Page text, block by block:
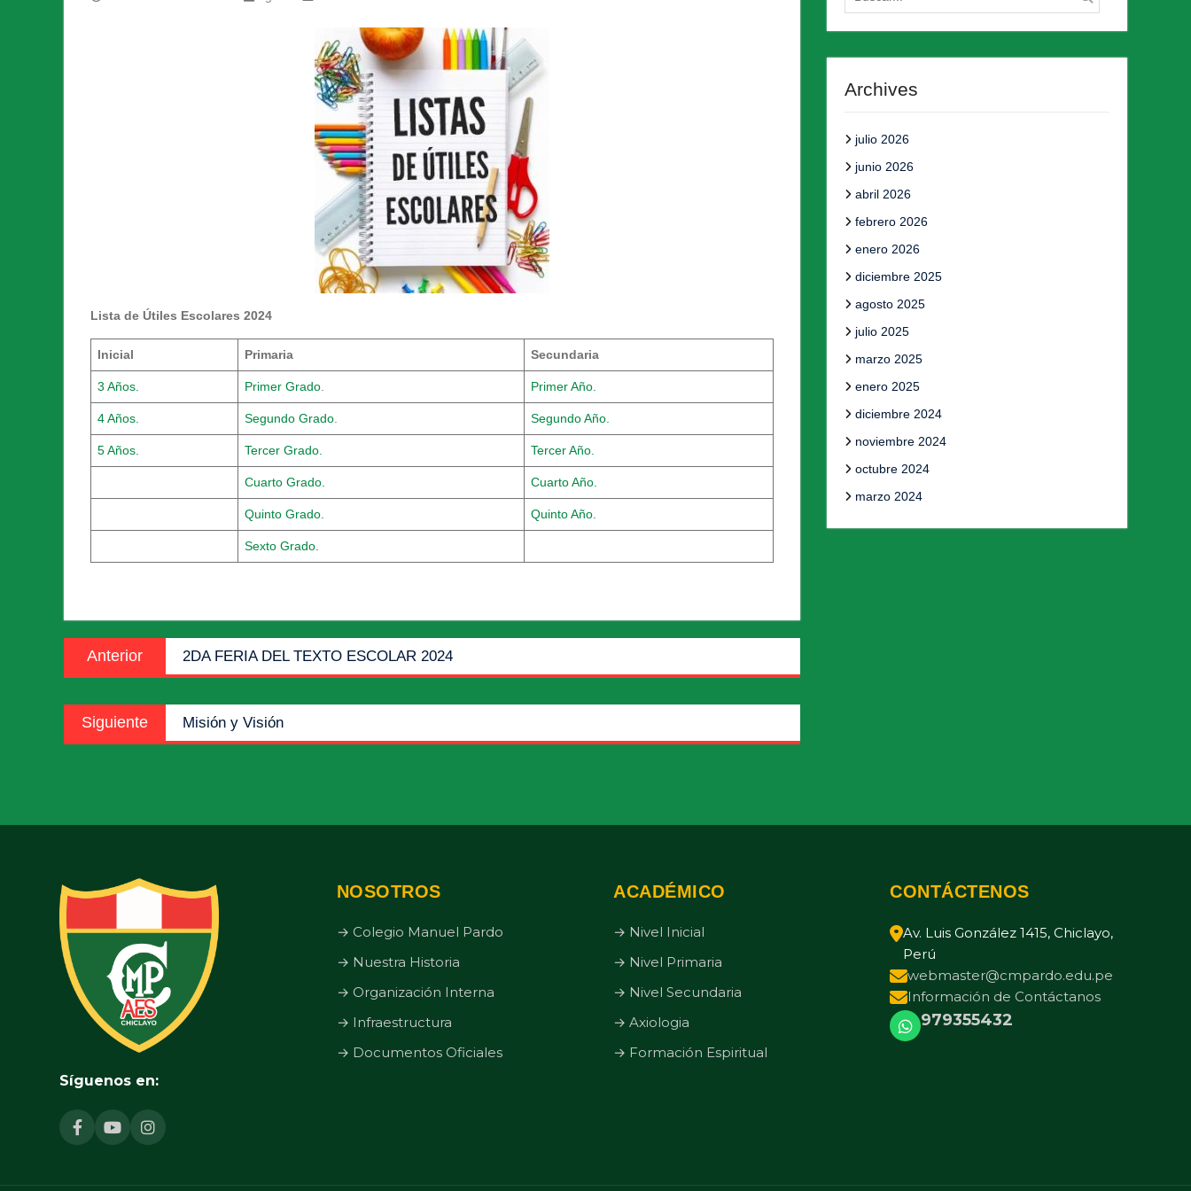
Lista de Útiles Escolares 2024
Inicial Primaria Secundaria
3 Años. Primer Grado Primer Año.
4 Años. Segundo Grado Segundo Año.
5 Años. Tercer Grado. Tercer Año.
Cuarto Grado. Cuarto Año.
Quinto Grado. Quinto Año.
Sexto Grado.
Navegación
Anterior
anterior:
2DA FERIA DEL TEXTO ESCOLAR 2024
Siguiente
Entrada
siguiente:
Misión y Visión
Archives
julio 2026
junio 2026
abril 2026
febrero 2026
enero 2026
diciembre 2025
agosto 2025
julio 2025
marzo 2025
enero 2025
diciembre 2024
noviembre 2024
octubre 2024
marzo 2024
Síguenos en:
NOSOTROS
→ Colegio Manuel Pardo
→ Nuestra Historia
→ Organización Interna
→ Infraestructura
→ Documentos Oficiales
ACADÉMICO
→ Nivel Inicial
→ Nivel Primaria
→ Nivel Secundaria
→ Axiologia
→ Formación Espiritual
CONTÁCTENOS
Av. Luis González 1415, Chiclayo,
Perú
webmaster@cmpardo.edu.pe
Información de Contáctanos
979355432